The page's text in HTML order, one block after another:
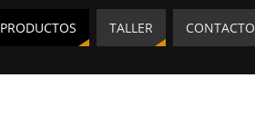
PRODUCTOS TALLER CONTACTO